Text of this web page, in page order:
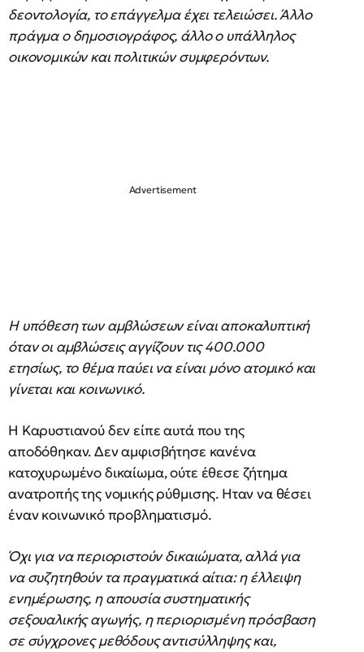
δεοντολογία, το επάγγελμα έχει τελειώσει. Άλλο
πράγμα ο δημοσιογράφος, άλλο ο υπάλληλος
οικονομικών και πολιτικών συμφερόντων.
Η υπόθεση των αμβλώσεων είναι αποκαλυπτική
όταν οι αμβλώσεις αγγίζουν τις 400.000
ετησίως, το θέμα παύει να είναι μόνο ατομικό και
γίνεται και κοινωνικό.
Η Καρυστιανού δεν είπε αυτά που της
αποδόθηκαν. Δεν αμφισβήτησε κανένα
κατοχυρωμένο δικαίωμα, ούτε έθεσε ζήτημα
ανατροπής της νομικής ρύθμισης. Ηταν να θέσει
έναν κοινωνικό προβληματισμό.
Όχι για να περιοριστούν δικαιώματα, αλλά για
να συζητηθούν τα πραγματικά αίτια: η έλλειψη
ενημέρωσης, η απουσία συστηματικής
σεξουαλικής αγωγής, η περιορισμένη πρόσβαση
σε σύγχρονες μεθόδους αντισύλληψης και,